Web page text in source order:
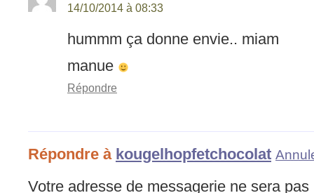
14/10/2014 à 08:33
hummm ça donne envie.. miam
manue
Répondre
Répondre à kougelhopfetchocolat
Votre adresse de messagerie ne sera pas